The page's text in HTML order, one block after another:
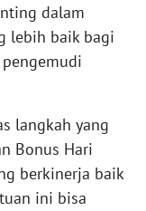
dalam
lebih baik bagi
langkah yang
Bonus Hari
berkinerja baik
ini bisa